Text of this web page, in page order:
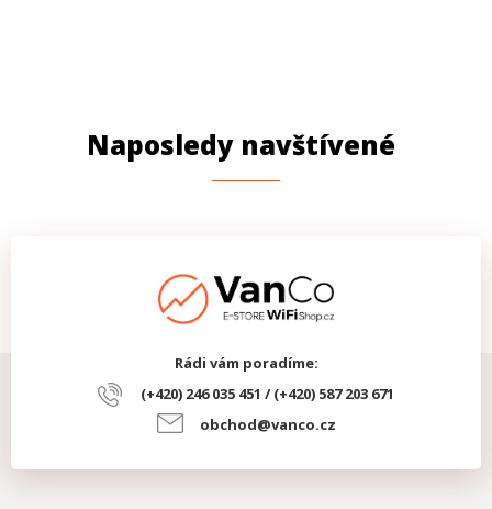
Naposledy navštívené
Rádi vám poradíme:
(+420) 246 035 451 / (+420) 587 203 671
obchod@vanco.cz